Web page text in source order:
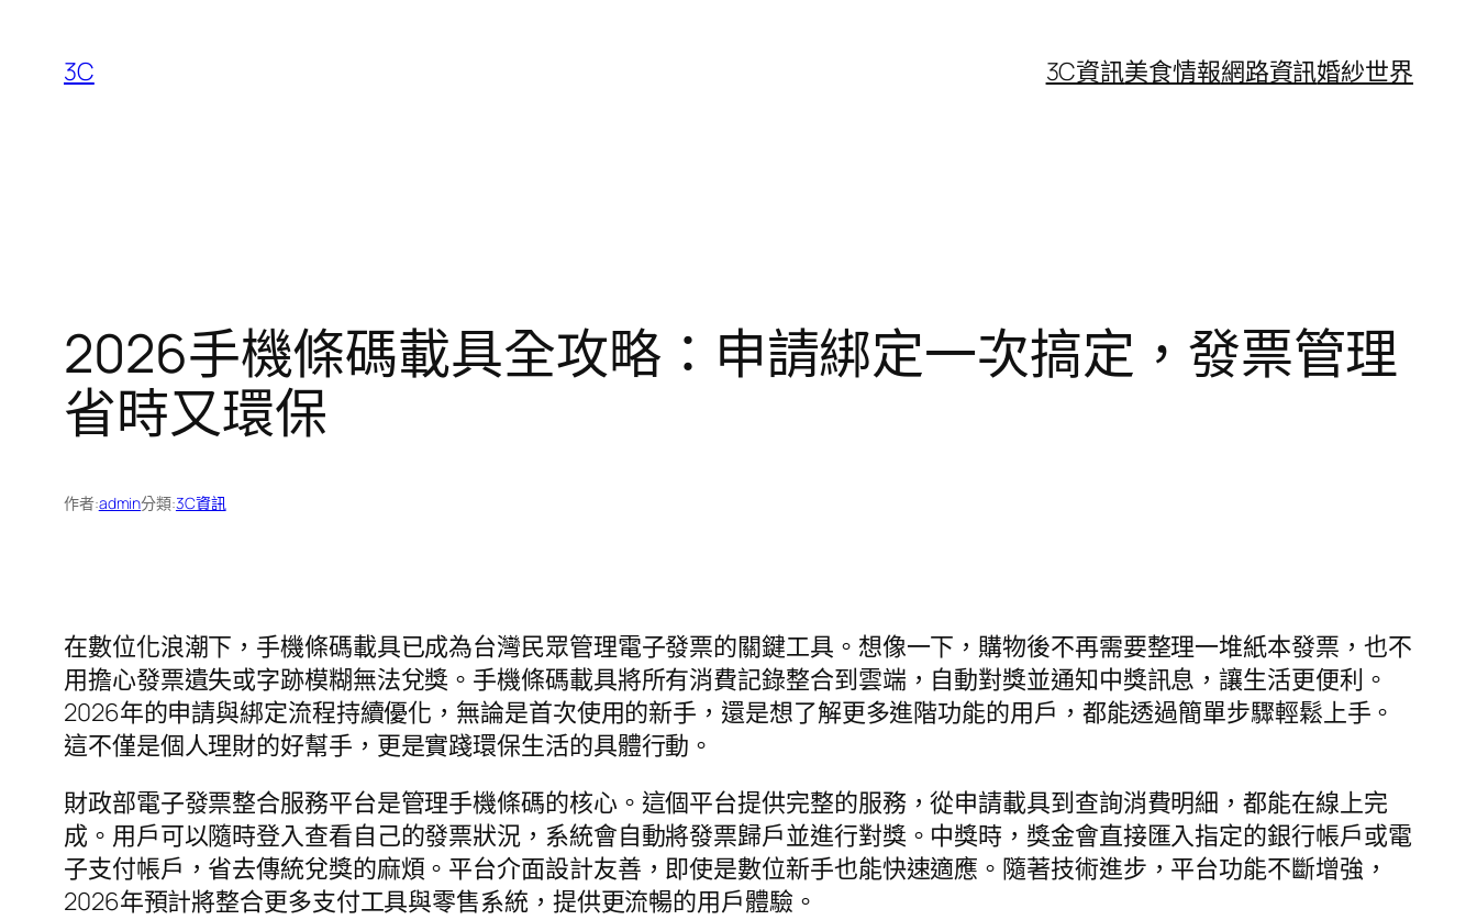
3C 3C資訊美食情報網路資訊婚紗世界
2026手機條碼載具全攻略：申請綁定一次搞定，發票管理
省時又環保
作者:admin分類:3C資訊
在數位化浪潮下，手機條碼載具已成為台灣民眾管理電子發票的關鍵工具。想像一下，購物後不再需要整理一堆紙本發票，也不
用擔心發票遺失或字跡模糊無法兌獎。手機條碼載具將所有消費記錄整合到雲端，自動對獎並通知中獎訊息，讓生活更便利。
2026年的申請與綁定流程持續優化，無論是首次使用的新手，還是想了解更多進階功能的用戶，都能透過簡單步驟輕鬆上手。
這不僅是個人理財的好幫手，更是實踐環保生活的具體行動。
財政部電子發票整合服務平台是管理手機條碼的核心。這個平台提供完整的服務，從申請載具到查詢消費明細，都能在線上完
成。用戶可以隨時登入查看自己的發票狀況，系統會自動將發票歸戶並進行對獎。中獎時，獎金會直接匯入指定的銀行帳戶或電
子支付帳戶，省去傳統兌獎的麻煩。平台介面設計友善，即使是數位新手也能快速適應。隨著技術進步，平台功能不斷增強，
2026年預計將整合更多支付工具與零售系統，提供更流暢的用戶體驗。